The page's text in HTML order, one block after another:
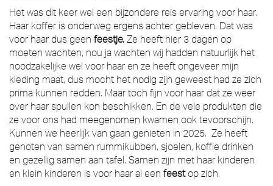
Het was dit keer wel een bijzondere reis ervaring voor haar.
Haar koffer is onderweg ergens achter gebleven. Dat was
voor haar dus geen feestje. Ze heeft hier 3 dagen op
moeten wachten, nou ja wachten wij hadden natuurlijk het
noodzakelijke wel voor haar en ze heeft ongeveer mijn
kleding maat, dus mocht het nodig zijn geweest had ze zich
prima kunnen redden. Maar toch fijn voor haar dat ze weer
over haar spullen kon beschikken. En de vele produkten die
ze voor ons had meegenomen kwamen ook tevoorschijn.
Kunnen we heerlijk van gaan genieten in 2025. Ze heeft
genoten van samen rummikubben, sjoelen, koffie drinken
en gezellig samen aan tafel. Samen zijn met haar kinderen
en klein kinderen is voor haar al een feestop zich.